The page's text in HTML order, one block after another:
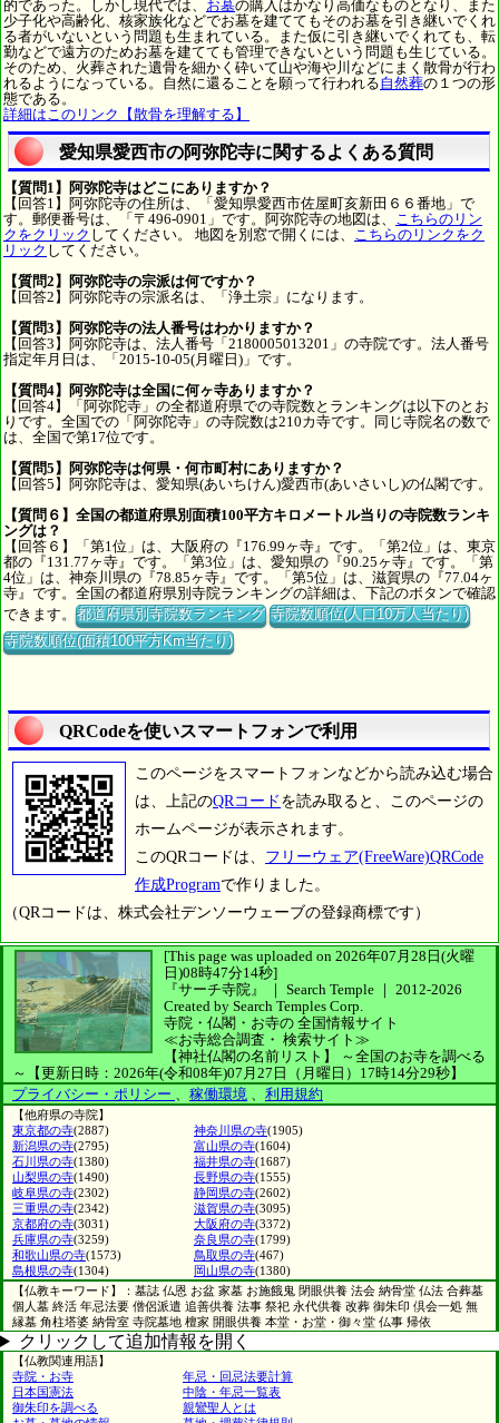
的であった。しかし現代では、 お墓の購入はかなり高価なものとなり、また
少子化や高齢化、核家族化などでお墓を建ててもそのお墓を引き継いでくれ
る者がいないという問題も生まれている。また仮に引き継いでくれても、転
勤などで遠方のためお墓を建てても管理できないという問題も生じている。
そのため、火葬された遺骨を細かく砕いて山や海や川などにまく散骨が行わ
れるようになっている。自然に還ることを願って行われる自然葬の１つの形
態である。
詳細はこのリンク【散骨を理解する】
愛知県愛西市の阿弥陀寺に関するよくある質問
【質問1】阿弥陀寺はどこにありますか？
【回答1】阿弥陀寺の住所は、「愛知県愛西市佐屋町亥新田６６番地」で
す。郵便番号は、「〒496-0901」です。阿弥陀寺の地図は、
こちらのリン
クをクリック してください。 地図を別窓で開くには、
こちらのリンクをク
リック してください。
【質問2】阿弥陀寺の宗派は何ですか？
【回答2】阿弥陀寺の宗派名は、「浄土宗」になります。
【質問3】阿弥陀寺の法人番号はわかりますか？
【回答3】阿弥陀寺は、法人番号「2180005013201」の寺院です。法人番号
指定年月日は、「2015-10-05(月曜日)」です。
【質問4】阿弥陀寺は全国に何ヶ寺ありますか？
【回答4】「阿弥陀寺」の全都道府県での寺院数とランキングは以下のとお
りです。全国での「阿弥陀寺」の寺院数は210カ寺です。同じ寺院名の数で
は、全国で第17位です。
【質問5】阿弥陀寺は何県・何市町村にありますか？
【回答5】阿弥陀寺は、愛知県(あいちけん)愛西市(あいさいし)の仏閣です。
【質問６】全国の都道府県別面積100平方キロメートル当りの寺院数ランキ
ングは？
【回答６】「第1位」は、大阪府の『176.99ヶ寺』です。「第2位」は、東京
都の『131.77ヶ寺』です。「第3位」は、愛知県の『90.25ヶ寺』です。「第
4位」は、神奈川県の『78.85ヶ寺』です。「第5位」は、滋賀県の『77.04ヶ
寺』です。全国の都道府県別寺院ランキングの詳細は、下記のボタンで確認
できます。都道府県別寺院数ランキング 寺院数順位(人口10万人当たり)
寺院数順位(面積100平方Km当たり)
QRCodeを使いスマートフォンで利用
このページをスマートフォンなどから読み込む場合
は、上記のQRコード を読み取ると、このページの
ホームページが表示されます。
このQRコードは、 フリーウェア(FreeWare)QRCode
作成Programで作りました。
（QRコードは、株式会社デンソーウェーブの登録商標です）
[This page was uploaded on 2026年07月28日(火曜
日)08時47分14秒]
『サーチ寺院』 ｜ Search Temple ｜ 2012-2026
Created by Search Temples Corp.
寺院・仏閣・お寺の 全国情報サイト
≪お寺総合調査・ 検索サイト≫
【神社仏閣の名前リスト】
～全国のお寺を調べる
～
【更新日時：2026年(令和08年)07月27日（月曜日）17時14分29秒】
プライバシー・ポリシー
稼働環境 利用規約
【他府県の寺院】
東京都の寺(2887) 神奈川県の寺(1905)
新潟県の寺(2795) 富山県の寺(1604)
石川県の寺(1380) 福井県の寺(1687)
山梨県の寺(1490) 長野県の寺(1555)
岐阜県の寺(2302) 静岡県の寺(2602)
三重県の寺(2342) 滋賀県の寺(3095)
京都府の寺(3031) 大阪府の寺(3372)
兵庫県の寺(3259) 奈良県の寺(1799)
和歌山県の寺(1573) 鳥取県の寺(467)
島根県の寺(1304) 岡山県の寺(1380)
【仏教キーワード】：墓誌 仏恩 お盆 家墓 お施餓鬼 閉眼供養 法会 納骨堂 仏法 合葬墓
個人墓 終活 年忌法要 僧侶派遣 追善供養 法事 祭祀 永代供養 改葬 御朱印 倶会一処 無
縁墓 角柱塔婆 納骨室 寺院墓地 檀家 開眼供養 本堂・お堂・御々堂 仏事 帰依
クリックして追加情報を開く
【仏教関連用語】
寺院・お寺
年忌・回忌法要計算
日本国憲法
中陰・年忌一覧表
御朱印を調べる
親鸞聖人とは